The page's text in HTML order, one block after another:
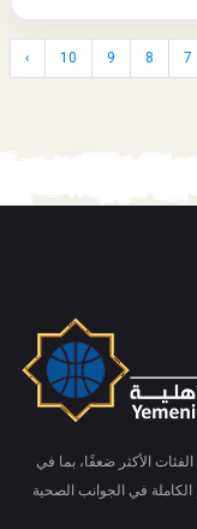
7
8
9
10
›
الأكثر ضعفًا، بما في
في الجوانب الصحية